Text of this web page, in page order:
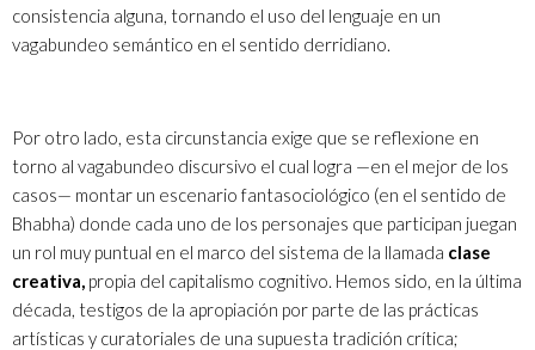
consistencia alguna, tornando el uso del lenguaje en un
vagabundeo semántico en el sentido derridiano.
Por otro lado, esta circunstancia exige que se reflexione en
torno al vagabundeo discursivo el cual logra —en el mejor de los
casos— montar un escenario fantasociológico (en el sentido de
Bhabha) donde cada uno de los personajes que participan juegan
un rol muy puntual en el marco del sistema de la llamada clase
creativa, propia del capitalismo cognitivo. Hemos sido, en la última
década, testigos de la apropiación por parte de las prácticas
artísticas y curatoriales de una supuesta tradición crítica;